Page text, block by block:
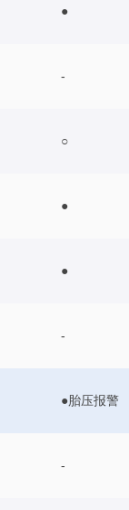
●
-
○
●
●
-
●胎压报警
-